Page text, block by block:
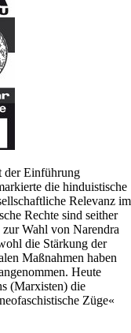
der Einführung
die hinduistische
Relevanz im
Rechte sind seither
Wahl von Narendra
die Stärkung der
Maßnahmen haben
Heute
(Marxisten) die
Züge«